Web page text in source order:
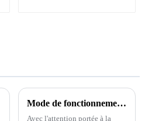
Mode de fonctionnement sur réseau et hors réseau du système de production d'énergie solaire photovoltaïque
Avec l'attention portée à la